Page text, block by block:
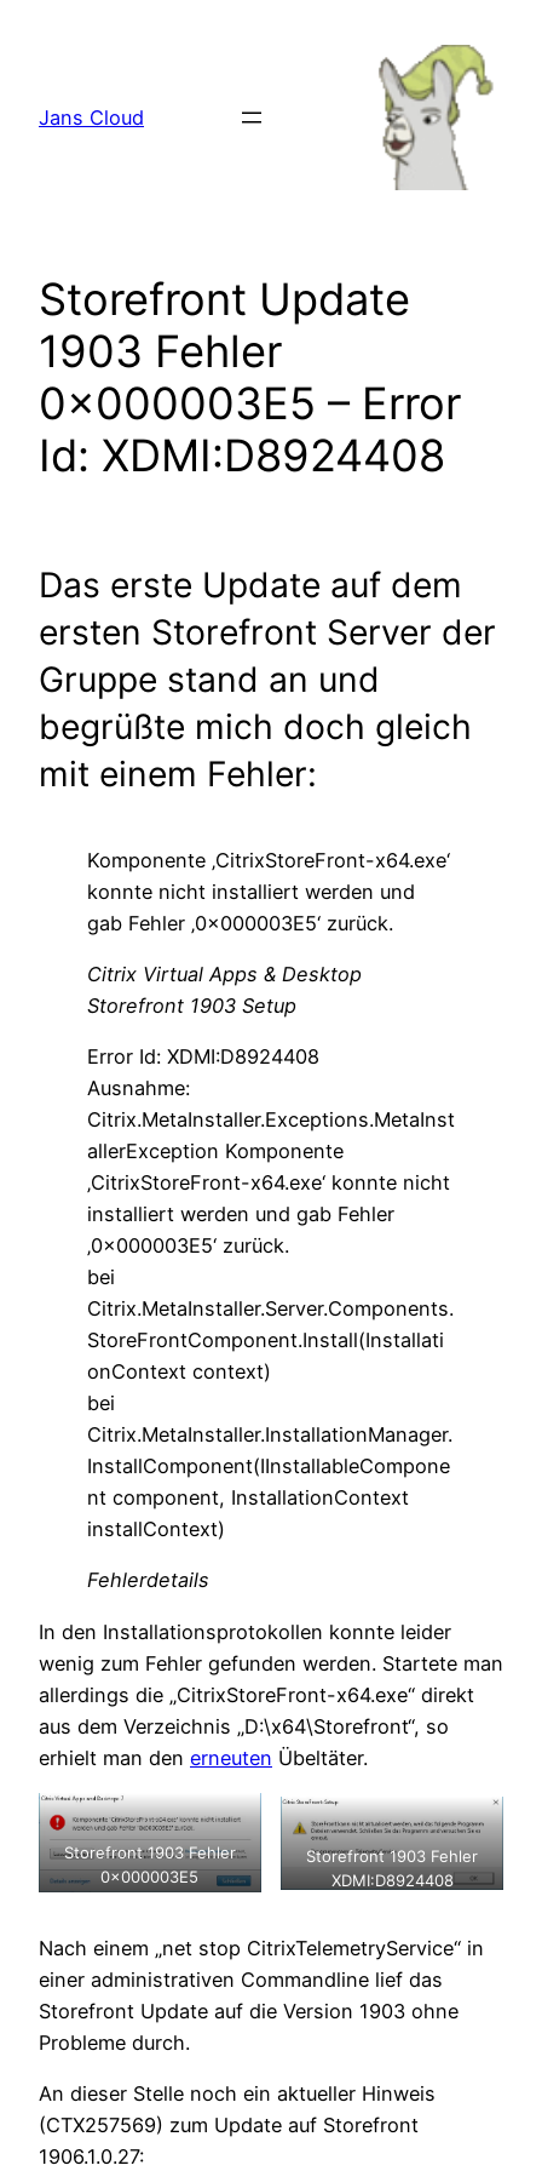
Jans Cloud
Storefront Update
1903 Fehler
0x000003E5 – Error
Id: XDMI:D8924408
Das erste Update auf dem
ersten Storefront Server der
Gruppe stand an und
begrüßte mich doch gleich
mit einem Fehler:
Komponente ‚CitrixStoreFront-x64.exe‘
konnte nicht installiert werden und
gab Fehler ‚0x000003E5‘ zurück.
Citrix Virtual Apps & Desktop
Storefront 1903 Setup
Error Id: XDMI:D8924408
Ausnahme:
Citrix.MetaInstaller.Exceptions.MetaInst
allerException Komponente
‚CitrixStoreFront-x64.exe‘ konnte nicht
installiert werden und gab Fehler
‚0x000003E5‘ zurück.
bei
Citrix.MetaInstaller.Server.Components.
StoreFrontComponent.Install(Installati
onContext context)
bei
Citrix.MetaInstaller.InstallationManager.
InstallComponent(IInstallableCompone
nt component, InstallationContext
installContext)
Fehlerdetails
In den Installationsprotokollen konnte leider
wenig zum Fehler gefunden werden. Startete man
allerdings die „CitrixStoreFront-x64.exe“ direkt
aus dem Verzeichnis „D:\x64\Storefront“, so
erhielt man den erneuten Übeltäter.
Storefront 1903 Fehler
0x000003E5
Storefront 1903 Fehler
XDMI:D8924408
Nach einem „net stop CitrixTelemetryService“ in
einer administrativen Commandline lief das
Storefront Update auf die Version 1903 ohne
Probleme durch.
An dieser Stelle noch ein aktueller Hinweis
(CTX257569) zum Update auf Storefront
1906.1.0.27: